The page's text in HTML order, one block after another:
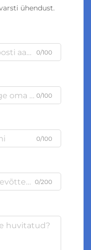
ühendust.
0/100
0/100
0/100
0/200